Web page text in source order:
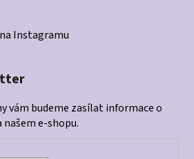
Instagramu
vám budeme zasílat informace o
e-shopu.